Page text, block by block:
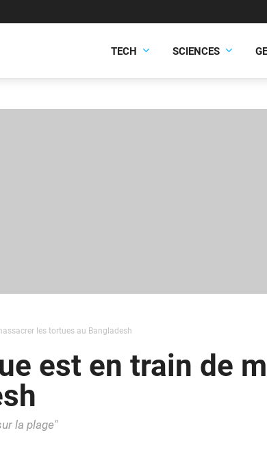
TECH SCIENCES
les tortues au Bangladesh
est en train de
la plage"